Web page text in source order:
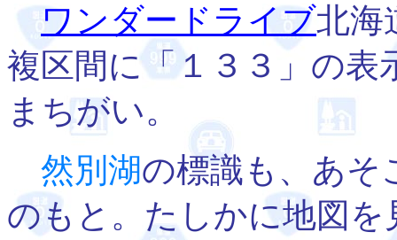
ワンダードライブ北海
複区間に「１３３」の
まちがい。
然別湖の標識も、あそ
のもと。たしかに地図